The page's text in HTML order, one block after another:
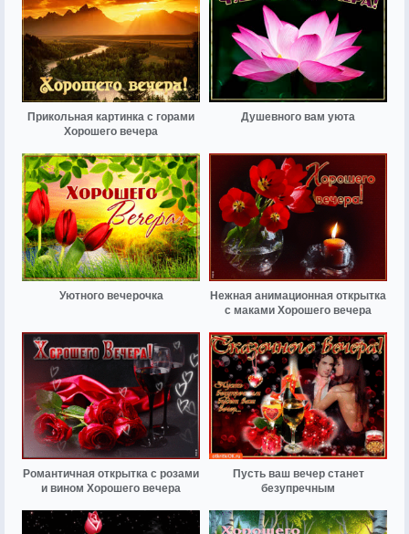
Прикольная картинка с горами
Хорошего вечера
Душевного вам уюта
Уютного вечерочка
Нежная анимационная открытка
с маками Хорошего вечера
Романтичная открытка с розами
и вином Хорошего вечера
Пусть ваш вечер станет
безупречным